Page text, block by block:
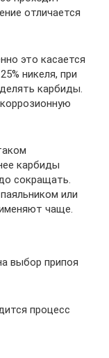
отличается
это касается
никеля, при
карбиды.
карбиды
сокращать.
или
чаще.
выбор припоя
процесс